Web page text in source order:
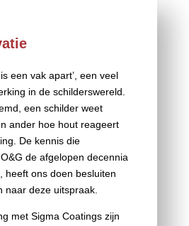
is een vak apart’, een veel
in de schilderswereld.
een schilder weet
ander hoe hout reageert
De kennis die
de afgelopen decennia
heeft ons doen besluiten
naar deze uitspraak.
met Sigma Coatings zijn